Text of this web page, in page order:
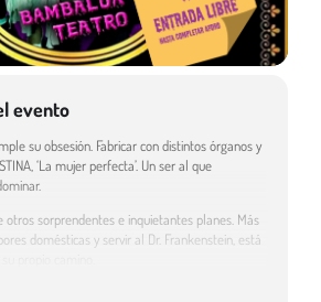
evento
su obsesión. Fabricar con distintos órganos y
‘La mujer perfecta’. Un ser al que
otros sorprendentes e inquietantes planes. Más
domésticas y servir al Dr. Frankenstein, está